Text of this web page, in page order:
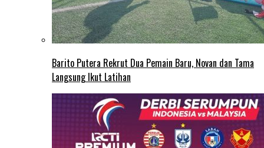
Barito Putera Rekrut Dua Pemain Baru, Novan dan Tama
Langsung Ikut Latihan